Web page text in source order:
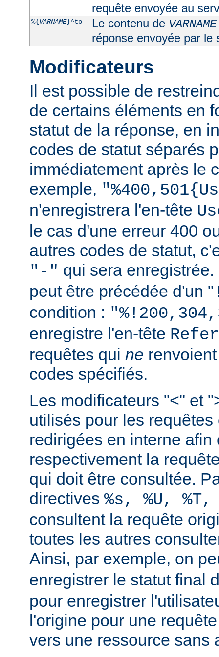
requête envoyée au
%{VARNAME}^to Le contenu de VARNAME
réponse envoyée par le
Modificateurs
Il est possible de
de certains éléments en
statut de la réponse, en
codes de statut séparés
immédiatement après le
exemple,
n'enregistrera l'en-tête
le cas d'une erreur 400
autres codes de statut,
"-" qui sera
peut être précédée d'un "
condition :
enregistre l'en-tête
requêtes qui ne
codes spécifiés.
Les modificateurs "<" et
utilisés pour les requêtes
redirigées en interne afin
respectivement la
qui doit être consultée.
directives %s, %U, %T,
consultent la requête
toutes les autres
Ainsi, par exemple, on
enregistrer le statut final
pour enregistrer
l'origine pour une
vers une ressource sans